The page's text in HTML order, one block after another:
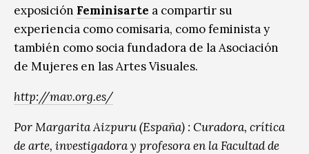
exposición Feminisarte a compartir su
experiencia como comisaria, como feminista y
también como socia fundadora de la Asociación
de Mujeres en las Artes Visuales.
http://mav.org.es/
Por Margarita Aizpuru (España) : Curadora, crítica
de arte, investigadora y profesora en la Facultad de